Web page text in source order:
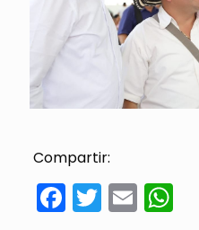
Compartir:
Facebook
Twitter
Email